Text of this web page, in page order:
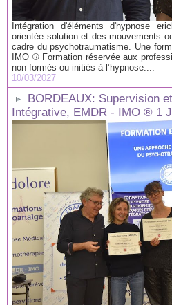
Intégration d'éléments d'hypnose
orientée solution et des mouvements
cadre du psychotraumatisme. Une
IMO ® Formation réservée aux
non formés ou initiés à l’hypnose....
10/03/2027
BORDEAUX: Supervision
Intégrative, EMDR - IMO ® 1